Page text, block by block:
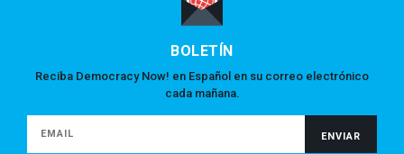
BOLETÍN
Reciba Democracy Now! en Español en su correo electrónico
cada mañana.